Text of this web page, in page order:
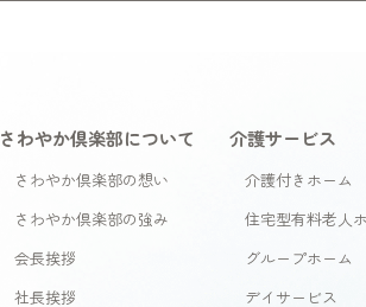
さわやか倶楽部について
さわやか倶楽部の想い
さわやか倶楽部の強み
会長挨拶
社長挨拶
介護サービス
介護付きホーム
住宅型有料老人
グループホーム
デイサービス